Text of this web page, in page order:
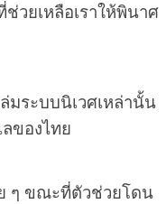
วยเหลือเราให้พินาศ
มระบบนิเวศเหล่านั้น
ของไทย
ๆ ขณะที่ตัวช่วยโดน